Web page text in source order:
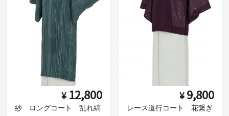
¥ 12,800
紗 ロングコート 乱れ縞
¥ 9,800
レース道行コート 花繋ぎ